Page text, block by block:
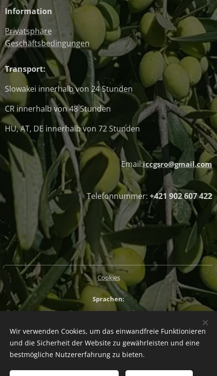
Information
Privatsphäre
Geschäftsbedingungen
Transport:
Slowakei innerhalb von 24 Stunden
CR innerhalb von 48 Stunden
HU, AT, DE innerhalb von 72 Stunden
Email:iccgsro@gmail.com
Telefonnummer: +421 902 607 422
Cookies
Sprachen
Slovenčina
Magyar English Deutsch
Währung
EUR €
CZK Kč HUF Ft PLN zł
Wir verwenden Cookies, um das einwandfreie Funktionieren
und die Sicherheit der Website zu gewährleisten und eine
bestmögliche Nutzererfahrung zu bieten.